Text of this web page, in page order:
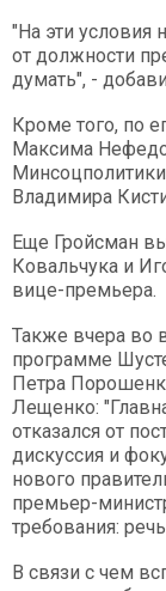
"На эти условия
от должности
думать", -
Кроме того, по
Максима
Владимира
Еще Гройсман
Ковальчука и
вице-премьера.
Также вчера во
программе
Петра
Лещенко:
отказался от
дискуссия и
нового
премьер-
требования:
В связи с чем